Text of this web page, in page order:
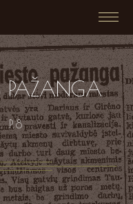
PAŽANGA
P.8